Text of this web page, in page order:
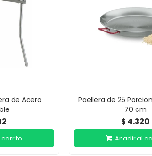
de Acero
Paellera de 25
70 cm
$ 4.320